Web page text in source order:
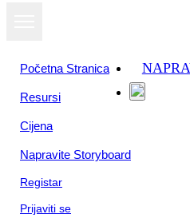
Početna Stranica
Resursi
Cijena
Napravite Storyboard
Registar
Prijaviti se